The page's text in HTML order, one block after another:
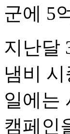
군에 5
지난달
냄비
일에는
캠페인